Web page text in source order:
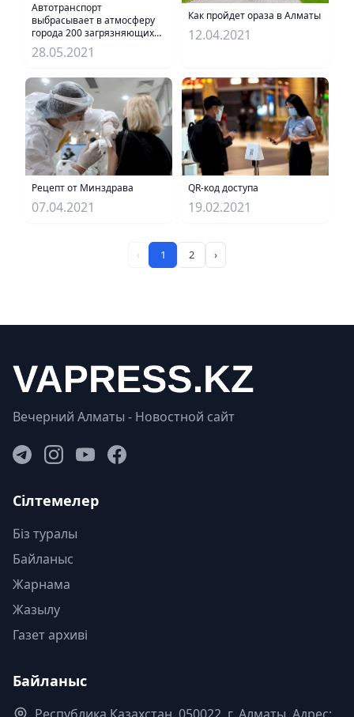
Автотранспорт
выбрасывает в атмосферу
города 200 загрязняющих
веществ
28.05.2021
Как пройдет ораза в Алматы
12.04.2021
Рецепт от Минздрава
07.04.2021
QR-код доступа
19.02.2021
‹ 1 2 ›
Вечерний Алматы - Новостной сайт
Сілтемелер
Біз туралы
Байланыс
Жарнама
Жазылу
Газет архиві
Байланыс